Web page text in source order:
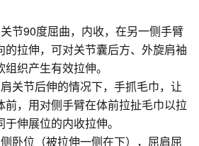
节90度屈曲，内收，在另一侧手臂
的拉伸，可对关节囊后方、外旋肩袖
织产生有效拉伸。
关节后伸的情况下，手抓毛巾，让
前，用对侧手臂在体前拉扯毛巾以拉
伸展位的内收拉伸。
卧位（被拉伸一侧在下），屈肩屈